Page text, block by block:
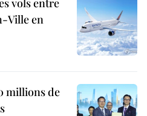
vols entre
Ville en
millions de